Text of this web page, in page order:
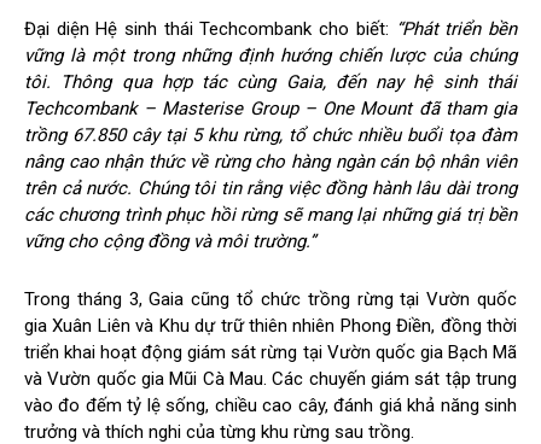
Đại diện Hệ sinh thái Techcombank cho biết: “Phát triển bền
vững là một trong những định hướng chiến lược của chúng
tôi. Thông qua hợp tác cùng Gaia, đến nay hệ sinh thái
Techcombank – Masterise Group – One Mount đã tham gia
trồng 67.850 cây tại 5 khu rừng, tổ chức nhiều buổi tọa đàm
nâng cao nhận thức về rừng cho hàng ngàn cán bộ nhân viên
trên cả nước. Chúng tôi tin rằng việc đồng hành lâu dài trong
các chương trình phục hồi rừng sẽ mang lại những giá trị bền
vững cho cộng đồng và môi trường.”
Trong tháng 3, Gaia cũng tổ chức trồng rừng tại Vườn quốc
gia Xuân Liên và Khu dự trữ thiên nhiên Phong Điền, đồng thời
triển khai hoạt động giám sát rừng tại Vườn quốc gia Bạch Mã
và Vườn quốc gia Mũi Cà Mau. Các chuyến giám sát tập trung
vào đo đếm tỷ lệ sống, chiều cao cây, đánh giá khả năng sinh
trưởng và thích nghi của từng khu rừng sau trồng.